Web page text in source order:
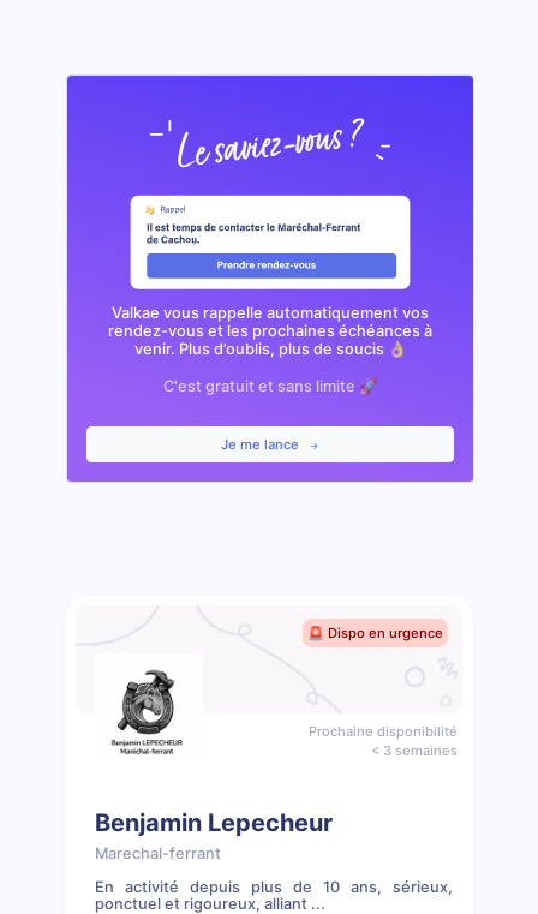
Valkae vous rappelle automatiquement vos
rendez-vous et les prochaines échéances à
venir. Plus d’oublis, plus de soucis 👌🏼
C'est gratuit et sans limite 🚀
Je me lance
🚨 Dispo en urgence
Prochaine disponibilité
< 3 semaines
Benjamin Lepecheur
Marechal-ferrant
En activité depuis plus de 10 ans, sérieux,
ponctuel et rigoureux, alliant ...